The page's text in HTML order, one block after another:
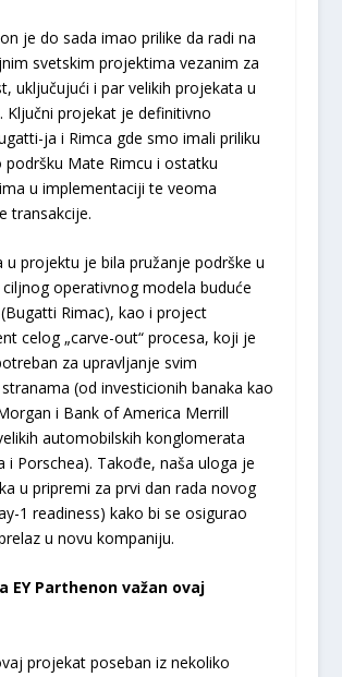
je do sada imao prilike da radi na
svetskim projektima vezanim za
uključujući i par velikih projekata u
Ključni projekat je definitivno
ja i Rimca gde smo imali priliku
podršku Mate Rimcu i ostatku
u implementaciji te veoma
transakcije.
u projektu je bila pružanje podrške u
operativnog modela buduće
Rimac), kao i project
celog „carve-out“ procesa, koji je
za upravljanje svim
(od investicionih banaka kao
i Bank of America Merrill
automobilskih konglomerata
i Porschea). Takođe, naša uloga je
u pripremi za prvi dan rada novog
1 readiness) kako bi se osigurao
u novu kompaniju.
EY Parthenon važan ovaj
projekat poseban iz nekoliko